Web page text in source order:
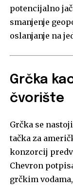
potencijalno
smanjenje
oslanjanje na
Grčka
čvorište
Grčka se
tačka za
konzorcij
Chevron
grčkim